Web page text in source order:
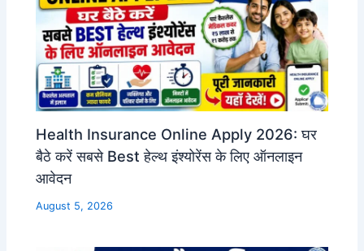
Health Insurance Online Apply 2026: घर
बैठे करें सबसे Best हेल्थ इंश्योरेंस के लिए ऑनलाइन
आवेदन
August 5, 2026